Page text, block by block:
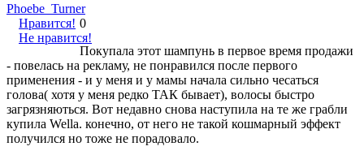
Phoebe_Turner
Нравится!
Не нравится!
0
Покупала этот шампунь в первое время продажи
- повелась на рекламу, не понравился после первого
применения - и у меня и у мамы начала сильно чесаться
голова( хотя у меня редко ТАК бывает), волосы быстро
загрязняються. Вот недавно снова наступила на те же грабли
купила Wella. конечно, от него не такой кошмарный эффект
получился но тоже не порадовало.